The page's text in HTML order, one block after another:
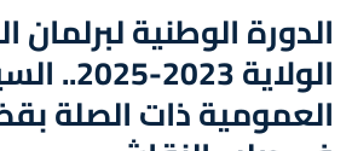
الدورة الوطنية
الولاية
العمومية ذات الصلة